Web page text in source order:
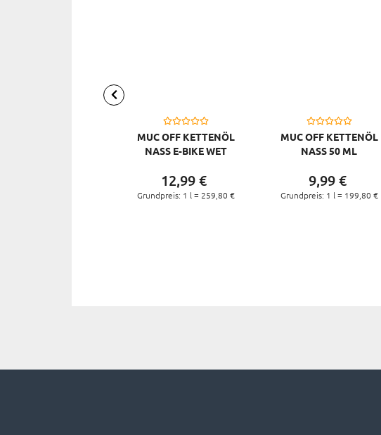
MUC OFF KETTENÖL
NASS E-BIKE WET
12,99€
Grundpreis: 1 l = 259, 80 €
MUC OFF KETTENÖL
NASS 50 ML
9,99 €
Grundpreis: 1 l = 199, 80 €